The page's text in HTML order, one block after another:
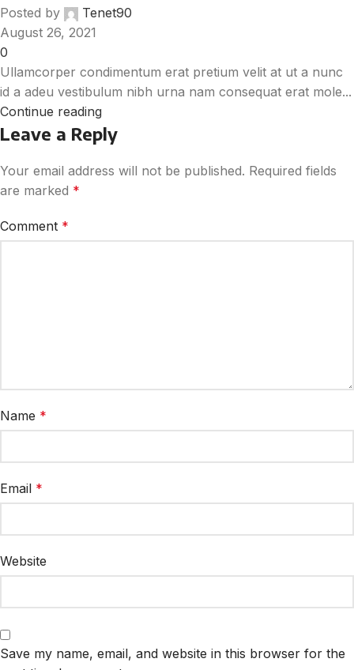
Posted by
Tenet90
August 26, 2021
0
Ullamcorper condimentum erat pretium velit at ut a nunc
id a adeu vestibulum nibh urna nam consequat erat mole...
Continue reading
Leave a Reply
Your email address will not be published. Required fields
are marked *
Comment *
Name *
Email *
Website
Save my name, email, and website in this browser for the